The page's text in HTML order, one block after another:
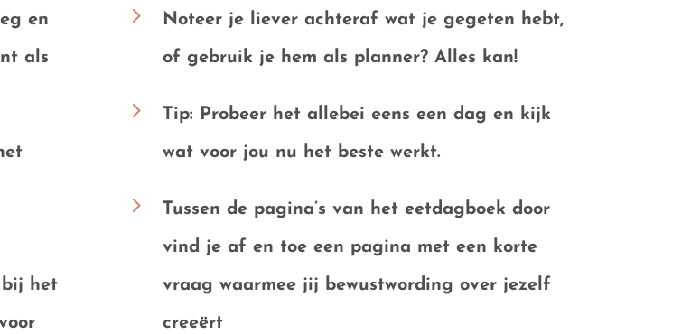
en
als
het
5 Noteer je liever achteraf wat je gegeten hebt,
of gebruik je hem als planner? Alles kan!
5 Tip: Probeer het allebei eens een dag en kijk
wat voor jou nu het beste werkt.
5 Tussen de pagina’s van het eetdagboek door
vind je af en toe een pagina met een korte
vraag waarmee jij bewustwording over jezelf
creeërt